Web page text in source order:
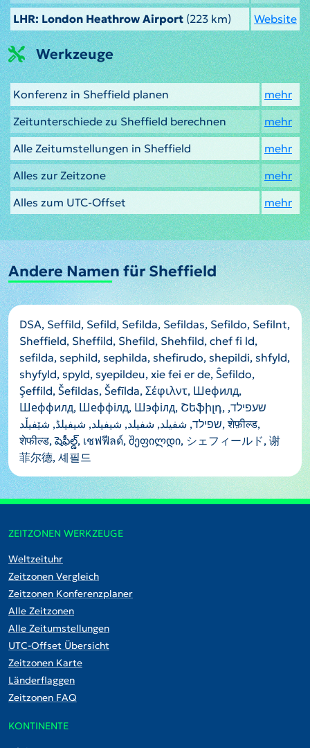
LHR: London Heathrow Airport (223 km) Website
Werkzeuge
Konferenz in Sheffield planen
mehr
Zeitunterschiede zu Sheffield berechnen
mehr
Alle Zeitumstellungen in Sheffield
mehr
Alles zur Zeitzone
mehr
Alles zum UTC-Offset
mehr
Andere Namen für Sheffield
DSA, Seffild, Sefild, Sefilda, Sefildas, Sefildo, Sefilnt,
Sheffield, Sheffild, Shefild, Shehfild, chef fi ld,
sefilda, sephild, sephilda, shefirudo, shepildi, shfyld,
shyfyld, spyld, syepildeu, xie fei er de, Ŝefildo,
Şeffild, Šefildas, Šefīlda, Σέφιλντ, Шефилд,
Шеффилд, Шеффілд, Шэфілд, Շեֆիլդ, שעפילד,
שפילד, شفيلد, شفیلد, شيفيلد, شیفیلڈ, شێفیڵد, शेफ़ील्ड,
शेफील्ड, షెఫీల్డ్, เชฟฟีลด์, შეფილდი, シェフィールド, 谢
菲尔德, 셰필드
ZEITZONEN WERKZEUGE
Weltzeituhr
Zeitzonen Vergleich
Zeitzonen Konferenzplaner
Alle Zeitzonen
Alle Zeitumstellungen
UTC-Offset Übersicht
Zeitzonen Karte
Länderflaggen
Zeitzonen FAQ
KONTINENTE